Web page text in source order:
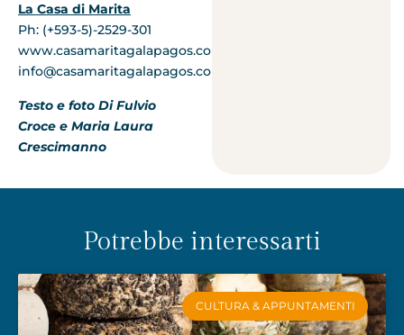
La Casa di Marita
Ph: (+593-5)-2529-301
www.casamaritagalapagos.com
info@casamaritagalapagos.com
Testo e foto Di Fulvio
Croce e Maria Laura
Crescimanno
Potrebbe interessarti
CULTURA & APPUNTAMENTI